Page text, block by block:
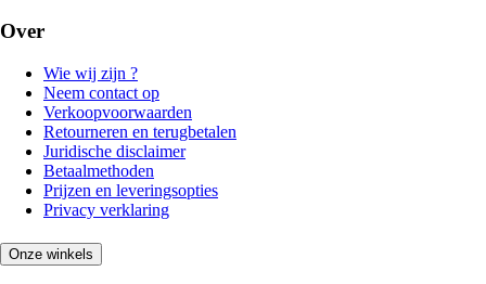
Over
Wie wij zijn ?
Neem contact op
Verkoopvoorwaarden
Retourneren en terugbetalen
Juridische disclaimer
Betaalmethoden
Prijzen en leveringsopties
Privacy verklaring
Onze winkels